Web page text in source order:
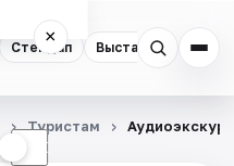
Стендап Выставки
×
☾
Туристам